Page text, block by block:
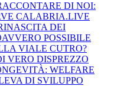
DI NOI:
CALABRIA.LIVE
DEI
POSSIBILE
VIALE CUTRO?
VERO DISPREZZO
WELFARE
DI SVILUPPO